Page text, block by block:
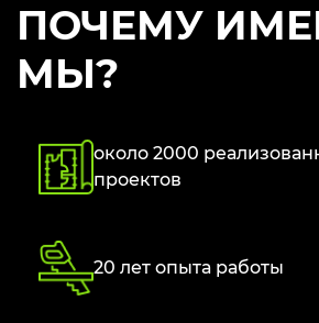
ПОЧЕМУ
МЫ?
около 2000
проектов
20 лет опыта работы